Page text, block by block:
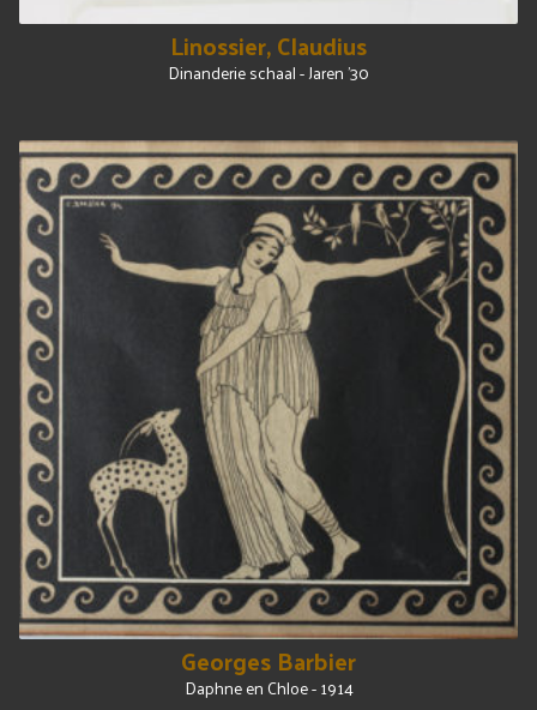
Linossier, Claudius
Dinanderie schaal - Jaren '30
Georges Barbier
Daphne en Chloe - 1914